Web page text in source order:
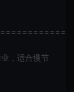
，适合慢节